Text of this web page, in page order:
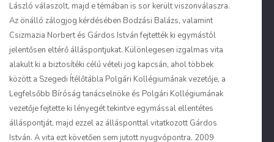
László válaszolt, majd e témában is sor került viszonválaszra.
Az önálló zálogjog kérdésében Bodzási Balázs, valamint
Csizmazia Norbert és Gárdos István fejtették ki egymástól
jelentősen eltérő álláspontjukat. Különlegesen izgalmas vita
alakult ki a biztosítéki célú vételi jog kapcsán, ahol többek
között a Szegedi Ítélőtábla Polgári Kollégiumának vezetője, a
Legfelsőbb Bíróság tanácselnöke és Polgári Kollégiumának
vezetője fejtette ki lényegét tekintve egymással ellentétes
álláspontját, majd ezzel az állásponttal vitatkozott Gárdos
István. A vita ezt követően sem jutott nyugvópontra. 2009